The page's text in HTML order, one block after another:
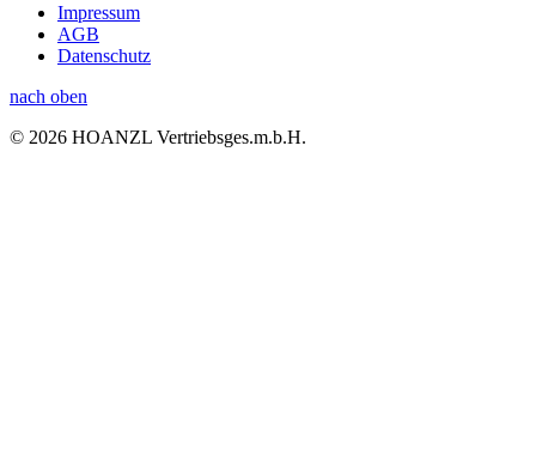
Impressum
AGB
Datenschutz
nach oben
© 2026 HOANZL Vertriebsges.m.b.H.